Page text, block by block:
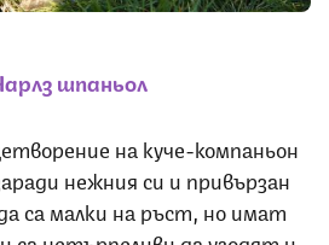
шпаньол
на куче-компаньон
нежния си и привързан
са малки на ръст, но имат